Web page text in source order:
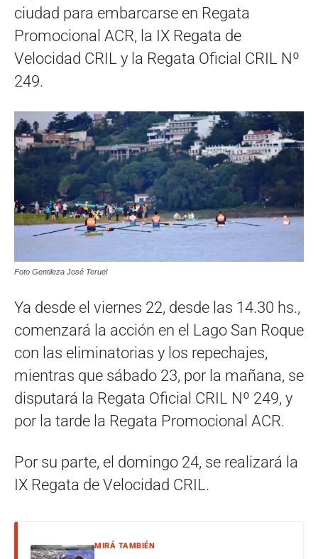
ciudad para embarcarse en Regata
Promocional ACR, la IX Regata de
Velocidad CRIL y la Regata Oficial CRIL Nº
249.
Foto Gentileza José Teruel
Ya desde el viernes 22, desde las 14.30 hs.,
comenzará la acción en el Lago San Roque
con las eliminatorias y los repechajes,
mientras que sábado 23, por la mañana, se
disputará la Regata Oficial CRIL Nº 249, y
por la tarde la Regata Promocional ACR.
Por su parte, el domingo 24, se realizará la
IX Regata de Velocidad CRIL.
MIRÁ TAMBIÉN